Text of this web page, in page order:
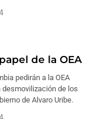
de la OEA
pedirán a la OEA
de los
de Alvaro Uribe.